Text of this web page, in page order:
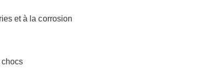
et à la corrosion